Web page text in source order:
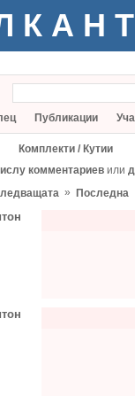
Публикации
Комплекти / Кутии
комментариев или
» Последна